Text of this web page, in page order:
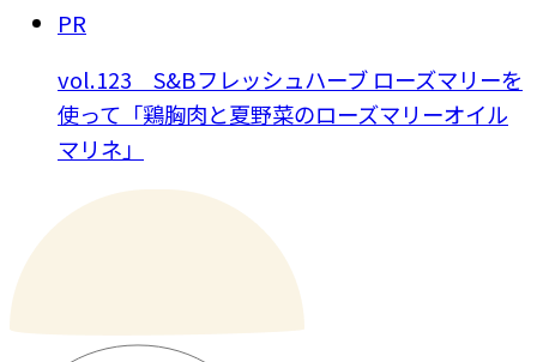
PR
vol.123 S&Bフレッシュハーブ ローズマリーを
使って「鶏胸肉と夏野菜のローズマリーオイル
マリネ」